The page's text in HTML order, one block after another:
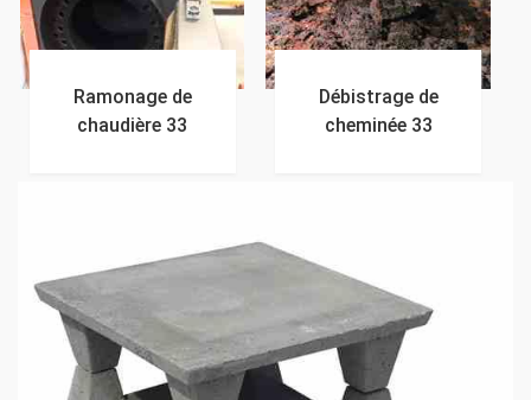
Ramonage de
chaudière 33
Débistrage de
cheminée 33